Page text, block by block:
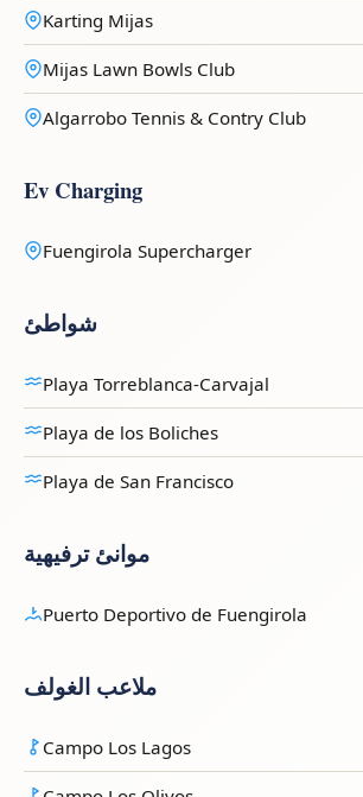
Karting Mijas
Mijas Lawn Bowls Club
Algarrobo Tennis & Contry Club
Ev Charging
Fuengirola Supercharger
شواطئ
Playa Torreblanca-Carvajal
Playa de los Boliches
Playa de San Francisco
موانئ ترفيهية
Puerto Deportivo de Fuengirola
ملاعب الغولف
Campo Los Lagos